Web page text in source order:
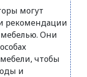
могут
рекомендации
мебелью. Они
чтобы
и